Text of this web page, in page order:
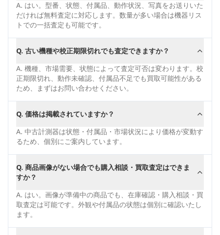
A. はい。型番、状態、付属品、動作状況、写真をお送りいた
だければ無料査定に対応します。数量が多い場合は機器リス
トでの一括査定も可能です。
Q. 古い機種や校正期限切れでも査定できますか？
A. 機種、市場需要、状態によって査定可否は変わります。校
正期限切れ、動作未確認、付属品不足でも買取可能性がある
ため、まずはお問い合わせください。
Q. 価格は掲載されていますか？
A. 中古計測器は状態・付属品・市場状況により価格が変動す
るため、個別にご案内しています。
Q. 商品画像がない場合でも購入相談・買取査定はできま
すか？
A. はい。画像が準備中の商品でも、在庫確認・購入相談・買
取査定は可能です。外観や付属品の状態は個別に確認いたし
ます。